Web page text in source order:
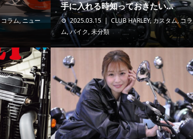
コラム, ニュー
手に入れる時知っておきたい...
2025.03.15 CLUB HARLEY,カスタム,コラ
ム,バイク,未分類